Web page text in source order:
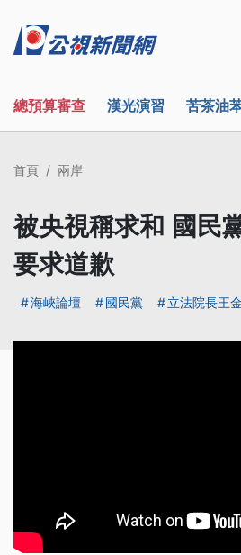
總預算審查 漢光演習 苦茶油
首頁 兩岸
被央視稱求和 國民
要求道歉
海峽論壇 國民黨 立法院長王